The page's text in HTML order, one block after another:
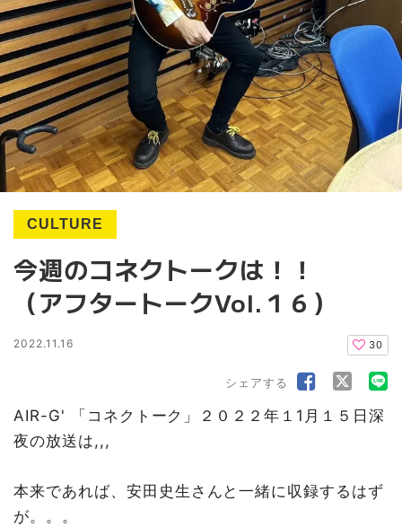
CULTURE
今週のコネクトークは！！
（アフタートークVol.１６）
2022.11.16 30
シェアする
AIR-G' 「コネクトーク」２０２２年１1月１５日深
夜の放送は,,,
本来であれば、安田史生さんと一緒に収録するはず
が。。。